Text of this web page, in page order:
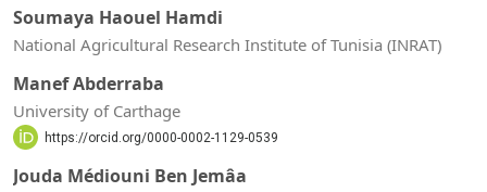
Soumaya Haouel Hamdi
National Agricultural Research Institute of Tunisia (INRAT)
Manef Abderraba
University of Carthage
https://orcid.org/0000-0002-1129-0539
Jouda Médiouni Ben Jemâa